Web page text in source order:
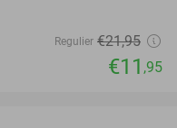
Regulier €21,95
€11 ,95